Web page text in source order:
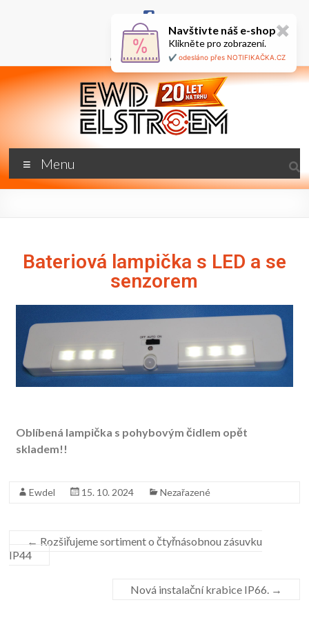
+420 777 687 800
ewd@ewdel.cz
🇬🇧
Menu
Bateriová lampička s LED a se
senzorem
Oblíbená lampička s pohybovým čidlem opět
skladem!!
Ewdel 15. 10. 2024 Nezařazené
← Rozšiřujeme sortiment o čtyřnásobnou zásuvku
IP44
Nová instalační krabice IP66. →
Navštivte náš e-shop✖
Klikněte pro zobrazení.
✔️ odesláno přes NOTIFIKAČKA.CZ